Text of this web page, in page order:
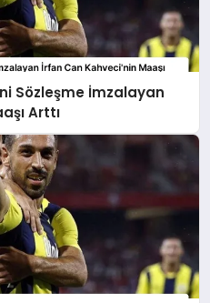
Sözleşme İmzalayan
Arttı